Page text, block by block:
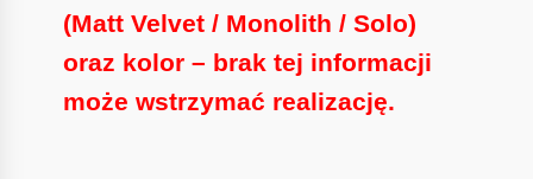
(Matt Velvet / Monolith / Solo)
oraz kolor– brak tej informacji
może wstrzymać realizację.